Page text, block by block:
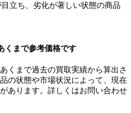
立ち、劣化が著しい状態の商品
くまで参考価格です
くまで過去の買取実績から算出さ
の状態や市場状況によって、現在
あります。詳しくはお問い合わせ